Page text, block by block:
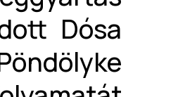
Dósa